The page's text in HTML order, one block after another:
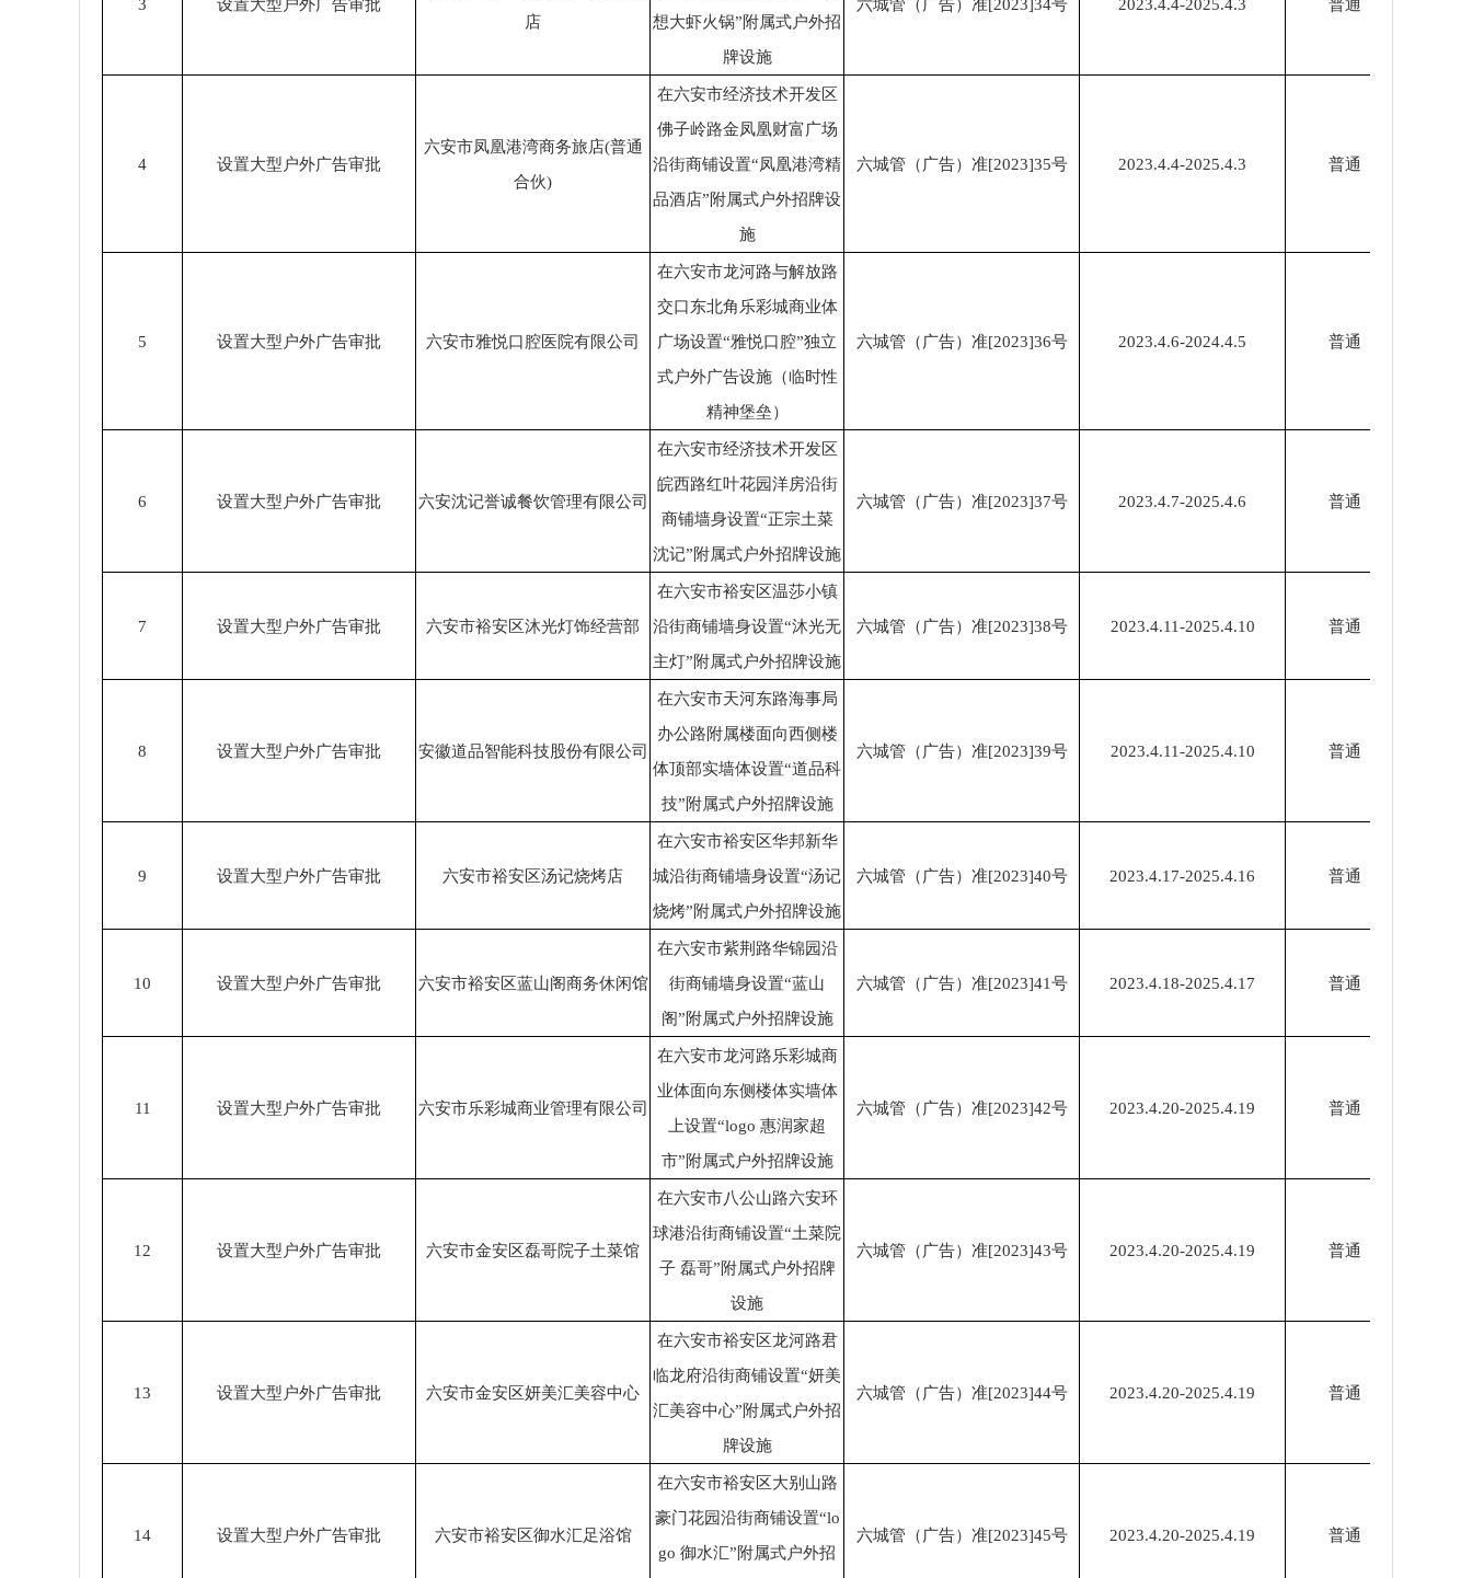
3 设置大型户外广告审批
店
想大虾火锅”附属式户外招
牌设施
六城管（广告）准[2023]34号 2023.4.4-2025.4.3 普通
4 设置大型户外广告审批
六安市凤凰港湾商务旅店(普通
合伙)
在六安市经济技术开发区
佛子岭路金凤凰财富广场
沿街商铺设置“凤凰港湾精
品酒店”附属式户外招牌设
施
六城管（广告）准[2023]35号 2023.4.4-2025.4.3 普通
5 设置大型户外广告审批 六安市雅悦口腔医院有限公司
在六安市龙河路与解放路
交口东北角乐彩城商业体
广场设置“雅悦口腔”独立
式户外广告设施（临时性
精神堡垒）
六城管（广告）准[2023]36号 2023.4.6-2024.4.5 普通
6 设置大型户外广告审批 六安沈记誉诚餐饮管理有限公司
在六安市经济技术开发区
皖西路红叶花园洋房沿街
商铺墙身设置“正宗土菜
沈记”附属式户外招牌设施
六城管（广告）准[2023]37号 2023.4.7-2025.4.6 普通
7 设置大型户外广告审批 六安市裕安区沐光灯饰经营部
在六安市裕安区温莎小镇
沿街商铺墙身设置“沐光无
主灯”附属式户外招牌设施
六城管（广告）准[2023]38号 2023.4.11-2025.4.10 普通
8 设置大型户外广告审批 安徽道品智能科技股份有限公司
在六安市天河东路海事局
办公路附属楼面向西侧楼
体顶部实墙体设置“道品科
技”附属式户外招牌设施
六城管（广告）准[2023]39号 2023.4.11-2025.4.10 普通
9 设置大型户外广告审批 六安市裕安区汤记烧烤店
在六安市裕安区华邦新华
城沿街商铺墙身设置“汤记
烧烤”附属式户外招牌设施
六城管（广告）准[2023]40号 2023.4.17-2025.4.16 普通
10 设置大型户外广告审批 六安市裕安区蓝山阁商务休闲馆
在六安市紫荆路华锦园沿
街商铺墙身设置“蓝山
阁”附属式户外招牌设施
六城管（广告）准[2023]41号 2023.4.18-2025.4.17 普通
11 设置大型户外广告审批 六安市乐彩城商业管理有限公司
在六安市龙河路乐彩城商
业体面向东侧楼体实墙体
上设置“logo 惠润家超
市”附属式户外招牌设施
六城管（广告）准[2023]42号 2023.4.20-2025.4.19 普通
12 设置大型户外广告审批 六安市金安区磊哥院子土菜馆
在六安市八公山路六安环
球港沿街商铺设置“土菜院
子 磊哥”附属式户外招牌
设施
六城管（广告）准[2023]43号 2023.4.20-2025.4.19 普通
13 设置大型户外广告审批 六安市金安区妍美汇美容中心
在六安市裕安区龙河路君
临龙府沿街商铺设置“妍美
汇美容中心”附属式户外招
牌设施
六城管（广告）准[2023]44号 2023.4.20-2025.4.19 普通
14 设置大型户外广告审批 六安市裕安区御水汇足浴馆
在六安市裕安区大别山路
豪门花园沿街商铺设置“lo
go 御水汇”附属式户外招
六城管（广告）准[2023]45号 2023.4.20-2025.4.19 普通